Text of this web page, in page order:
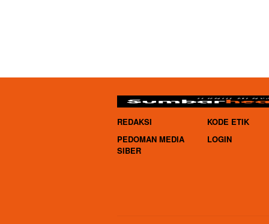
REDAKSI
KODE ETIK
PEDOMAN MEDIA
SIBER
LOGIN